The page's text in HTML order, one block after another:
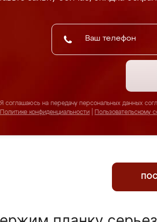
Я соглашаюсь на передачу персональных данных
Политике конфиденциальности
Пользовательскому